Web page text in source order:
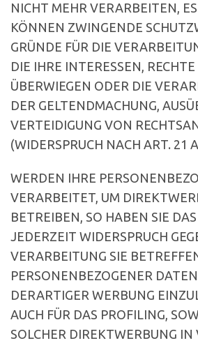
NICHT MEHR VERARBEITEN,
KÖNNEN ZWINGENDE
GRÜNDE FÜR DIE
DIE IHRE INTERESSEN,
ÜBERWIEGEN ODER DIE
DER GELTENDMACHUNG,
VERTEIDIGUNG VON
(WIDERSPRUCH NACH ART. 21
WERDEN IHRE
VERARBEITET, UM
BETREIBEN, SO HABEN SIE DAS
JEDERZEIT WIDERSPRUCH
VERARBEITUNG SIE
PERSONENBEZOGENER
DERARTIGER WERBUNG
AUCH FÜR DAS PROFILING,
SOLCHER DIREKTWERBUNG IN